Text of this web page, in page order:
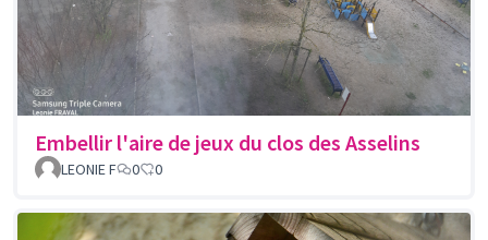
Embellir l'aire de jeux du clos des Asselins
LEONIE F 0 0